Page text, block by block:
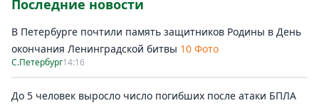
Последние новости
В Петербурге почтили память защитников Родины в День
окончания Ленинградской битвы 10 Фото
С.Петербург14:16
До 5 человек выросло число погибших после атаки БПЛА